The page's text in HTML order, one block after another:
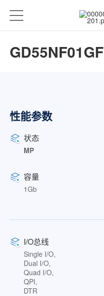
GD55NF01GF
性能参数
状态
MP
容量
1Gb
I/O总线
Single I/O,
Dual I/O,
Quad I/O,
QPI,
DTR